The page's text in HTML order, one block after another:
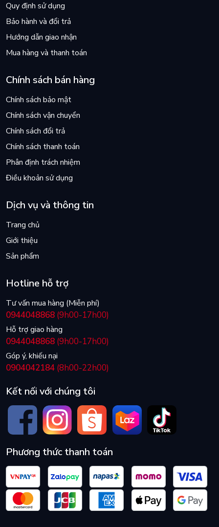
Quy định sử dụng
Bảo hành và đổi trả
Hướng dẫn giao nhận
Mua hàng và thanh toán
Chính sách bán hàng
Chính sách bảo mật
Chính sách vận chuyển
Chính sách đổi trả
Chính sách thanh toán
Phân định trách nhiệm
Điều khoản sử dụng
Dịch vụ và thông tin
Trang chủ
Giới thiệu
Sản phẩm
Hotline hỗ trợ
Tư vấn mua hàng (Miễn phí)
0944048868 (9h00-17h00)
Hỗ trợ giao hàng
0944048868 (9h00-17h00)
Góp ý, khiếu nại
0904042184 (8h00-22h00)
Kết nối với chúng tôi
Phương thức thanh toán